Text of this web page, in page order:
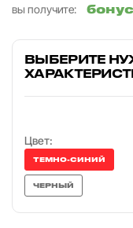
вы получите:
ВЫБЕРИТЕ
Цвет:
ТЕМНО-СИНИЙ
ЧЕРНЫЙ